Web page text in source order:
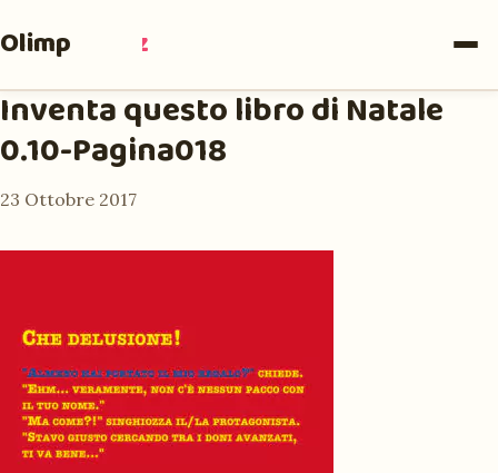
Olimpia Ruiz
Inventa questo libro di Natale
0.10-Pagina018
23 Ottobre 2017